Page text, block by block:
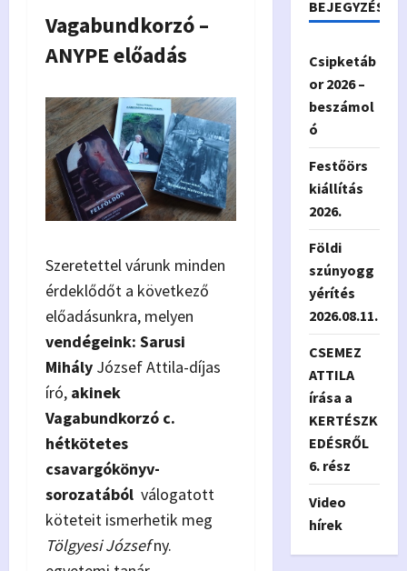
Vagabundkorzó –
ANYPE előadás
Szeretettel várunk minden
érdeklődőt a következő
előadásunkra, melyen
vendégeink: Sarusi
Mihály József Attila-díjas
író, akinek
Vagabundkorzó c.
hétkötetes
csavargókönyv-
sorozatából válogatott
köteteit ismerhetik meg
Tölgyesi Józsefny.
BEJEGYZÉSEK
Csipketáb
or 2026 –
beszámol
ó
Festőörs
kiállítás
2026.
Földi
szúnyogg
yérítés
2026.08.11.
CSEMEZ
ATTILA
írása a
KERTÉSZK
EDÉSRŐL
6. rész
Video
hírek